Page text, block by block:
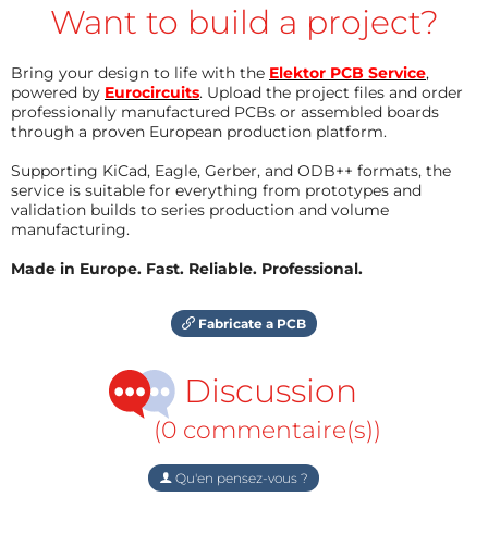
Want to build a project?
Bring your design to life with the Elektor PCB Service,
powered by Eurocircuits. Upload the project files and order
professionally manufactured PCBs or assembled boards
through a proven European production platform.
Supporting KiCad, Eagle, Gerber, and ODB++ formats, the
service is suitable for everything from prototypes and
validation builds to series production and volume
manufacturing.
Made in Europe. Fast. Reliable. Professional.
Fabricate a PCB
Discussion
(0 commentaire(s))
Qu'en pensez-vous ?